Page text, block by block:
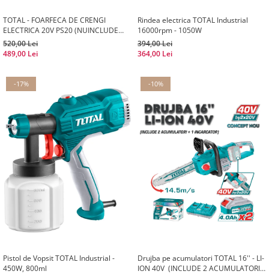
TOTAL - FOARFECA DE CRENGI
ELECTRICA 20V PS20 (NUINCLUDE
ACUMULATOR SI INCARCATOR)
520,00 Lei
489,00 Lei
Rindea electrica TOTAL Industrial
16000rpm - 1050W
394,00 Lei
364,00 Lei
-17%
Pistol de Vopsit TOTAL Industrial -
450W, 800ml
-10%
Drujba pe acumulatori TOTAL 16'' - LI-
ION 40V (INCLUDE 2 ACUMULATORI +